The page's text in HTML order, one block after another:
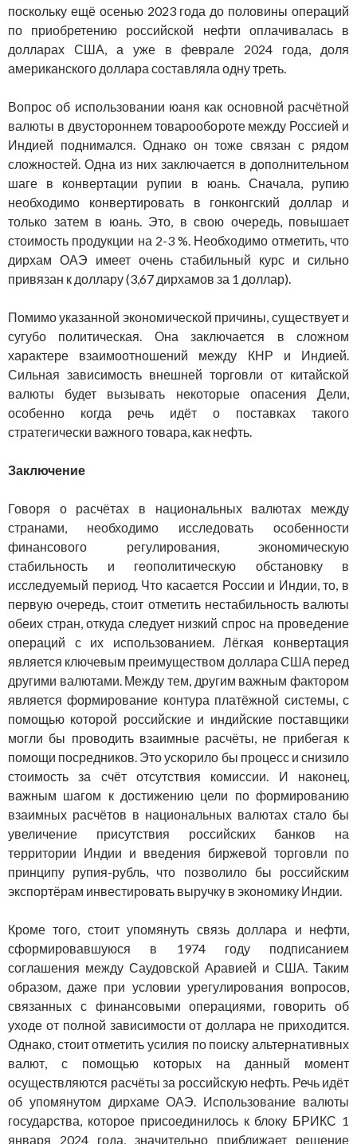
поскольку ещё осенью 2023 года до половины операций
по приобретению российской нефти оплачивалась в
долларах США, а уже в феврале 2024 года, доля
американского доллара составляла одну треть.
Вопрос об использовании юаня как основной расчётной
валюты в двустороннем товарообороте между Россией и
Индией поднимался. Однако он тоже связан с рядом
сложностей. Одна из них заключается в дополнительном
шаге в конвертации рупии в юань. Сначала, рупию
необходимо конвертировать в гонконгский доллар и
только затем в юань. Это, в свою очередь, повышает
стоимость продукции на 2-3 %. Необходимо отметить, что
дирхам ОАЭ имеет очень стабильный курс и сильно
привязан к доллару (3,67 дирхамов за 1 доллар).
Помимо указанной экономической причины, существует и
сугубо политическая. Она заключается в сложном
характере взаимоотношений между КНР и Индией.
Сильная зависимость внешней торговли от китайской
валюты будет вызывать некоторые опасения Дели,
особенно когда речь идёт о поставках такого
стратегически важного товара, как нефть.
Заключение
Говоря о расчётах в национальных валютах между
странами, необходимо исследовать особенности
финансового регулирования, экономическую
стабильность и геополитическую обстановку в
исследуемый период. Что касается России и Индии, то, в
первую очередь, стоит отметить нестабильность валюты
обеих стран, откуда следует низкий спрос на проведение
операций с их использованием. Лёгкая конвертация
является ключевым преимуществом доллара США перед
другими валютами. Между тем, другим важным фактором
является формирование контура платёжной системы, с
помощью которой российские и индийские поставщики
могли бы проводить взаимные расчёты, не прибегая к
помощи посредников. Это ускорило бы процесс и снизило
стоимость за счёт отсутствия комиссии. И наконец,
важным шагом к достижению цели по формированию
взаимных расчётов в национальных валютах стало бы
увеличение присутствия российских банков на
территории Индии и введения биржевой торговли по
принципу рупия-рубль, что позволило бы российским
экспортёрам инвестировать выручку в экономику Индии.
Кроме того, стоит упомянуть связь доллара и нефти,
сформировавшуюся в 1974 году подписанием
соглашения между Саудовской Аравией и США. Таким
образом, даже при условии урегулирования вопросов,
связанных с финансовыми операциями, говорить об
уходе от полной зависимости от доллара не приходится.
Однако, стоит отметить усилия по поиску альтернативных
валют, с помощью которых на данный момент
осуществляются расчёты за российскую нефть. Речь идёт
об упомянутом дирхаме ОАЭ. Использование валюты
государства, которое присоединилось к блоку БРИКС 1
января 2024 года, значительно приближает решение